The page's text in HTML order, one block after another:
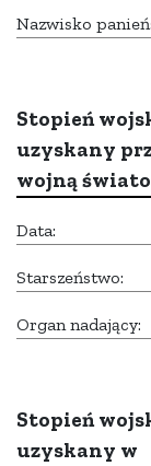
Nazwisko
Stopień
uzyskany
wojną
Data:
Starszeństwo:
Organ nadający:
Stopień
uzyskany w